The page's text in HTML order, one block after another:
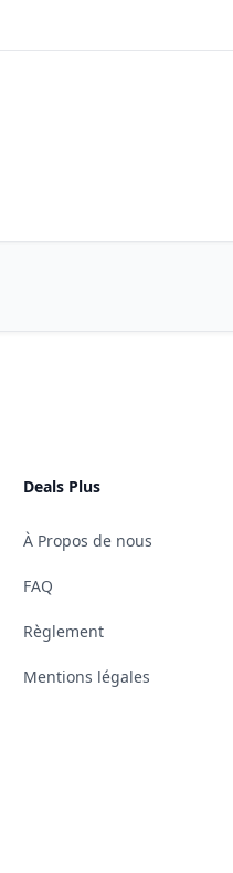
Deals Plus
À Propos de nous
FAQ
Règlement
Mentions légales